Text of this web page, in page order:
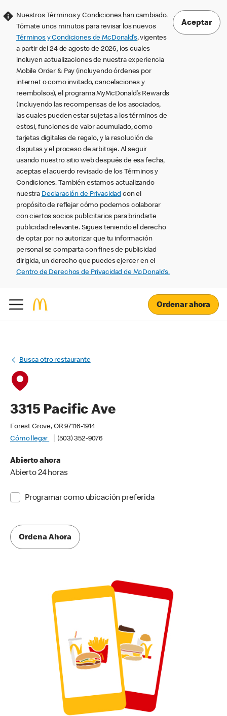
Nuestros Términos y Condiciones han cambiado.
Tómate unos minutos para revisar los nuevos
Términos y Condiciones de McDonald’s, vigentes
a partir del 24 de agosto de 2026, los cuales
incluyen actualizaciones de nuestra experiencia
Mobile Order & Pay (incluyendo órdenes por
internet o como invitado, cancelaciones y
reembolsos), el programa MyMcDonald’s Rewards
(incluyendo las recompensas de los asociados,
las cuales pueden estar sujetas a los términos de
estos), funciones de valor acumulado, como
tarjetas digitales de regalo, y la resolución de
disputas y el proceso de arbitraje. Al seguir
usando nuestro sitio web después de esa fecha,
aceptas el acuerdo revisado de los Términos y
Condiciones. También estamos actualizando
nuestra Declaración de Privacidad con el
propósito de reflejar cómo podemos colaborar
con ciertos socios publicitarios para brindarte
publicidad relevante. Sigues teniendo el derecho
de optar por no autorizar que tu información
personal se comparta con fines de publicidad
dirigida, un derecho que puedes ejercer en el
Centro de Derechos de Privacidad de McDonald’s.
Aceptar
Ordenar ahora
Busca otro restaurante
3315 Pacific Ave
Forest Grove, OR 97116-1914
Cómo llegar
(503) 352-9076
Abierto ahora
Abierto 24 horas
Programar como ubicación preferida
Ordena Ahora